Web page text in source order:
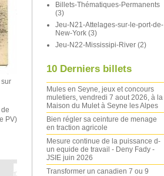
PV)
Billets-Thématiques-Permanents
(3)
Jeu-N21-Attelages-sur-le-port-de-
New-York (3)
Jeu-N22-Mississipi-River (2)
10 Derniers billets
Mules en Seyne, jeux et concours
muletiers, vendredi 7 aout 2026, à la
Maison du Mulet à Seyne les Alpes
Bien régler sa ceinture de menage
en traction agricole
Mesure continue de la puissance d-
un equide de travail - Deny Fady -
JSIE juin 2026
Transformer un canadien 7 ou 9